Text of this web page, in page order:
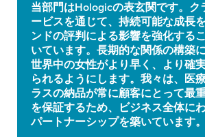
当部門はHologicの表玄関です。ク
ービスを通じて、持続可能な成長
ンドの評判による影響を強化する
いています。長期的な関係の構築
世界中の女性がより早く、より確
られるようにします。我々は、医
ラスの納品が常に顧客にとって最
を保証するため、ビジネス全体に
パートナーシップを築いています。